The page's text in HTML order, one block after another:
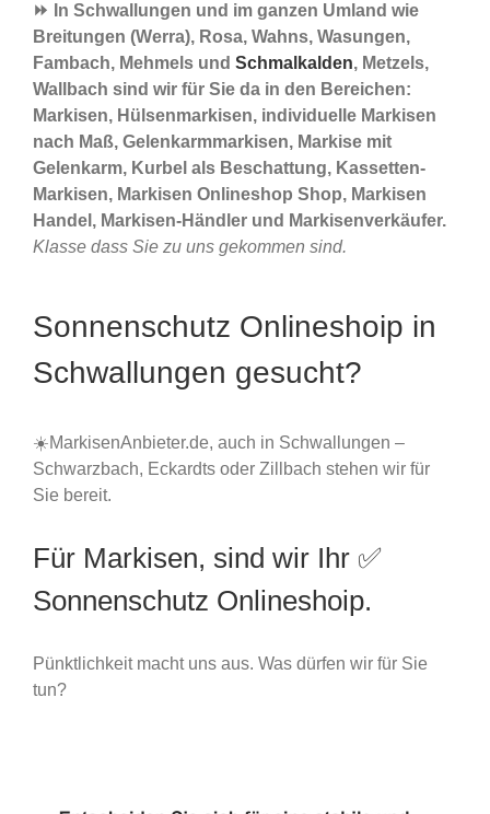
⏩ In Schwallungen und im ganzen Umland wie
Breitungen (Werra), Rosa, Wahns, Wasungen,
Fambach, Mehmels und Schmalkalden, Metzels,
Wallbach sind wir für Sie da in den Bereichen:
Markisen, Hülsenmarkisen, individuelle Markisen
nach Maß, Gelenkarmmarkisen, Markise mit
Gelenkarm, Kurbel als Beschattung, Kassetten-
Markisen, Markisen Onlineshop Shop, Markisen
Handel, Markisen-Händler und Markisenverkäufer.
Klasse dass Sie zu uns gekommen sind.
Sonnenschutz Onlineshoip in
Schwallungen gesucht?
☀️MarkisenAnbieter.de, auch in Schwallungen –
Schwarzbach, Eckardts oder Zillbach stehen wir für
Sie bereit.
Für Markisen, sind wir Ihr ✅
Sonnenschutz Onlineshoip.
Pünktlichkeit macht uns aus. Was dürfen wir für Sie
tun?